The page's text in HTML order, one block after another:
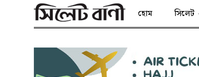
হোম সিলেট